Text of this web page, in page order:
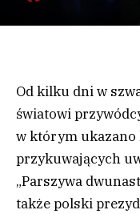
Od kilku dni w
światowi
w którym
przykuwających
„Parszywa
także polski